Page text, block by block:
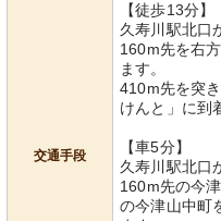
交通手段
【徒歩13分】
久寿川駅北口
160m先を右
ます。
410m先を突
けんと」に到
【車5分】
久寿川駅北口
160m先の今
の今津山中町